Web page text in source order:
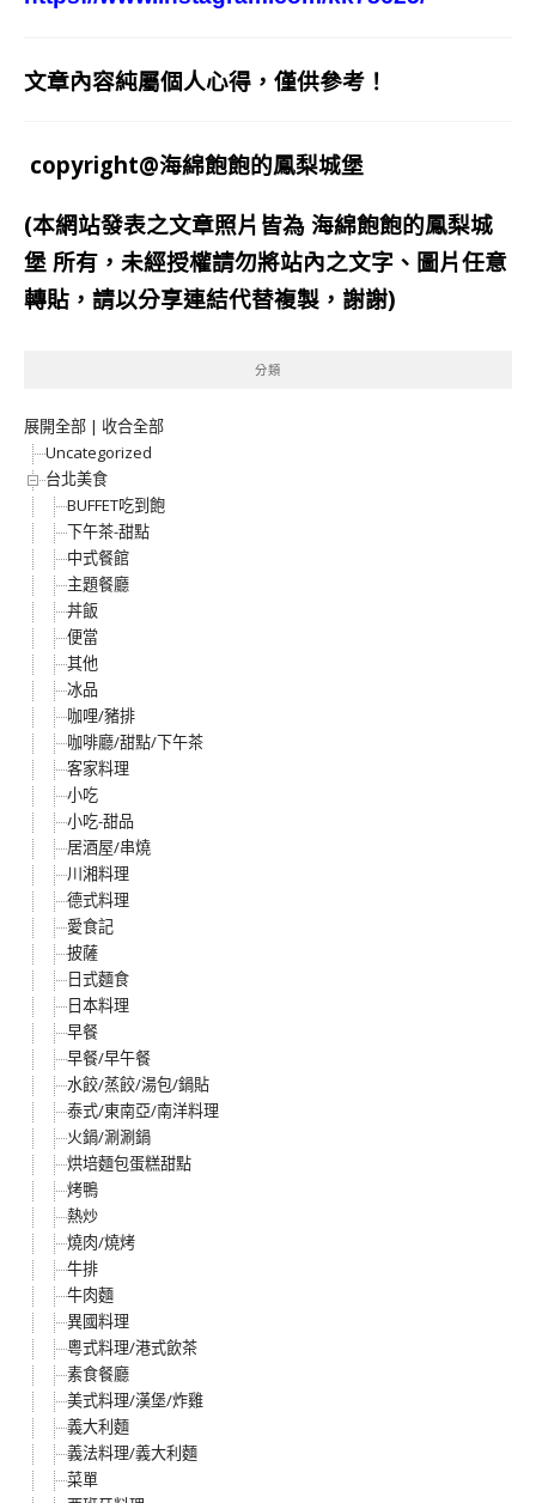
文章內容純屬個人心得，僅供參考！
copyright@海綿飽飽的鳳梨城堡
(本網站發表之文章照片皆為 海綿飽飽的鳳梨城
堡 所有，未經授權請勿將站內之文字、圖片任意
轉貼，請以分享連結代替複製，謝謝)
分類
展開全部 | 收合全部
Uncategorized
台北美食
BUFFET吃到飽
下午茶-甜點
中式餐館
主題餐廳
丼飯
便當
其他
冰品
咖哩/豬排
咖啡廳/甜點/下午茶
客家料理
小吃
小吃-甜品
居酒屋/串燒
川湘料理
德式料理
愛食記
披薩
日式麵食
日本料理
早餐
早餐/早午餐
水餃/蒸餃/湯包/鍋貼
泰式/東南亞/南洋料理
火鍋/涮涮鍋
烘培麵包蛋糕甜點
烤鴨
熱炒
燒肉/燒烤
牛排
牛肉麵
異國料理
粵式料理/港式飲茶
素食餐廳
美式料理/漢堡/炸雞
義大利麵
義法料理/義大利麵
菜單